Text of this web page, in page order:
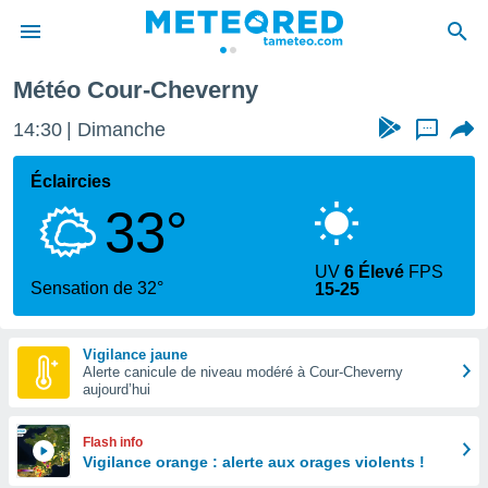
de
Météo Cour-Cheverny
14:30 Dimanche ...
Éclaircies
33°
Sensation de 32°
UV6 Élevé FPS
15-25
Vigilance jaune
Alerte canicule de niveau modéré à Cour-Cheverny
aujourd’hui
Flash info
Vigilance orange : alerte aux orages violents !